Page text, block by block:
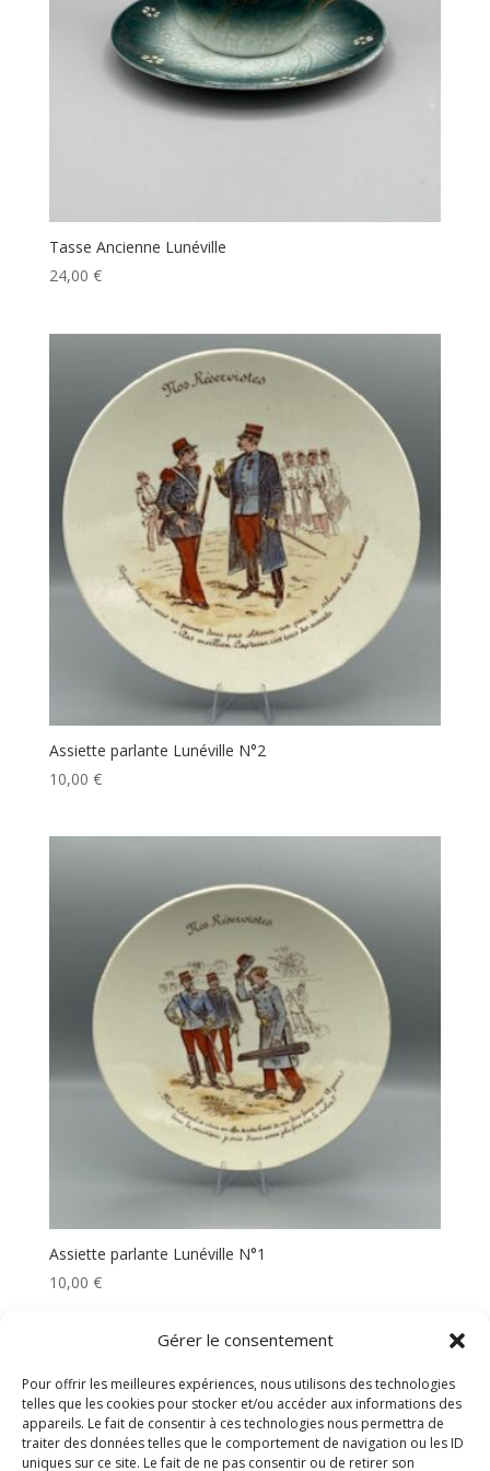
Gérer le consentement
Pour offrir les meilleures expériences, nous utilisons des technologies
telles que les cookies pour stocker et/ou accéder aux informations des
appareils. Le fait de consentir à ces technologies nous permettra de
traiter des données telles que le comportement de navigation ou les ID
uniques sur ce site. Le fait de ne pas consentir ou de retirer son
Tasse Ancienne Lunéville
24,00 €
Assiette parlante Lunéville N°2
10,00 €
Assiette parlante Lunéville N°1
10,00 €
Rechercher